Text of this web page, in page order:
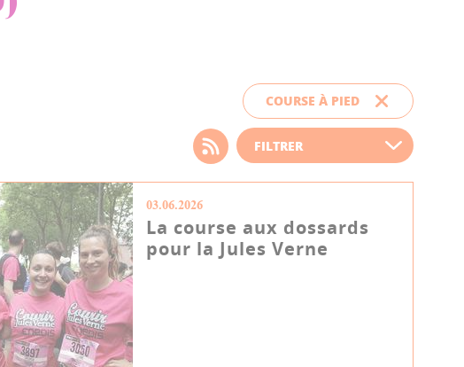
COURSE À PIED
Choisissez votre filtre
d'actualité
03.06.2026
La course aux dossards
pour la Jules Verne